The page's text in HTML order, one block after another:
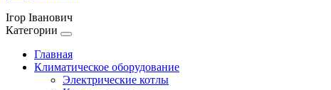
Ігор Іванович
Категории
Главная
Климатическое оборудование
Электрические котлы